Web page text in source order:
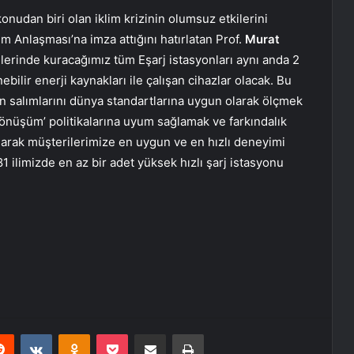
biri olan iklim krizinin olumsuz etkilerini
imza attığını hatırlatan Prof. Murat
kuracağımız tüm Eşarj istasyonları aynı anda 2
enerji kaynakları ile çalışan cihazlar olacak. Bu
dünya standartlarına uygun olarak ölçmek
politikalarına uyum sağlamak ve farkındalık
müşterilerimize en uygun ve en hızlı deneyimi
ilimizde en az bir adet yüksek hızlı şarj istasyonu
Reddit VKontakteOdnoklassniki
Pocket Share via Email Print